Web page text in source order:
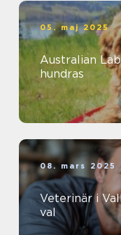
05. maj 2025
Australian
hundras
08. mars 2025
Veterinär i
val